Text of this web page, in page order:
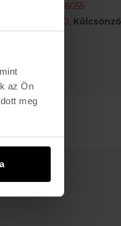
az Ön
meg
+36 (20) 954-6055
(30) 478-1540, Kölcsönző